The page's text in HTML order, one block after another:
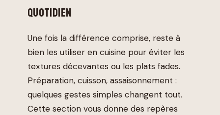
QUOTIDIEN
Une fois la différence comprise, reste à
bien les utiliser en cuisine pour éviter les
textures décevantes ou les plats fades.
Préparation, cuisson, assaisonnement :
quelques gestes simples changent tout.
Cette section vous donne des repères